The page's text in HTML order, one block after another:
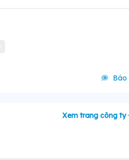
Báo
Xem trang công ty